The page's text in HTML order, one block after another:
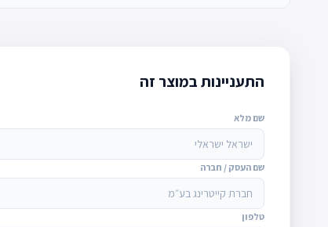
התעניינות במוצר זה
שם מלא
שם העסק / חברה
טלפון